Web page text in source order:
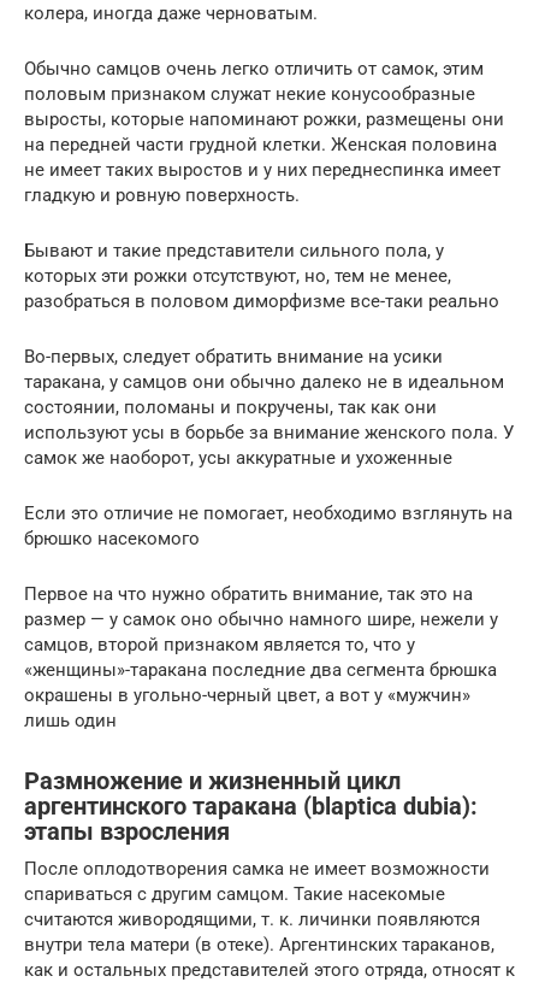
колера, иногда даже черноватым.
Обычно самцов очень легко отличить от самок, этим
половым признаком служат некие конусообразные
выросты, которые напоминают рожки, размещены они
на передней части грудной клетки. Женская половина
не имеет таких выростов и у них переднеспинка имеет
гладкую и ровную поверхность.
Бывают и такие представители сильного пола, у
которых эти рожки отсутствуют, но, тем не менее,
разобраться в половом диморфизме все-таки реально
Во-первых, следует обратить внимание на усики
таракана, у самцов они обычно далеко не в идеальном
состоянии, поломаны и покручены, так как они
используют усы в борьбе за внимание женского пола. У
самок же наоборот, усы аккуратные и ухоженные
Если это отличие не помогает, необходимо взглянуть на
брюшко насекомого
Первое на что нужно обратить внимание, так это на
размер — у самок оно обычно намного шире, нежели у
самцов, второй признаком является то, что у
«женщины»-таракана последние два сегмента брюшка
окрашены в угольно-черный цвет, а вот у «мужчин»
лишь один
Размножение и жизненный цикл
аргентинского таракана (blaptica dubia):
этапы взросления
После оплодотворения самка не имеет возможности
спариваться с другим самцом. Такие насекомые
считаются живородящими, т. к. личинки появляются
внутри тела матери (в отеке). Аргентинских тараканов,
как и остальных представителей этого отряда, относят к